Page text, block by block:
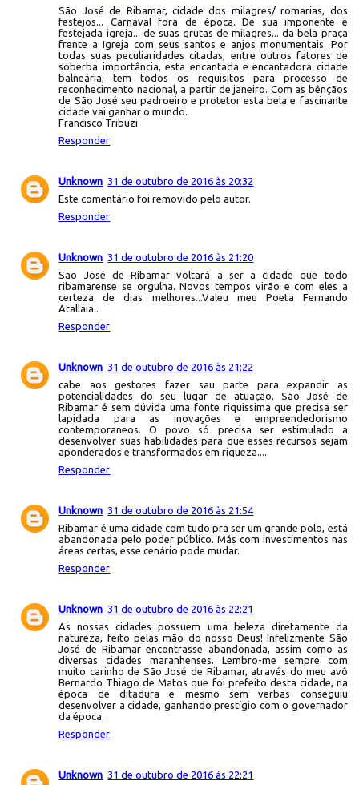
São José de Ribamar, cidade dos milagres/ romarias, dos
festejos... Carnaval fora de época. De sua imponente e
festejada igreja... de suas grutas de milagres... da bela praça
frente a Igreja com seus santos e anjos monumentais. Por
todas suas peculiaridades citadas, entre outros fatores de
soberba importância, esta encantada e encantadora cidade
balneária, tem todos os requisitos para processo de
reconhecimento nacional, a partir de janeiro. Com as bênçãos
de São José seu padroeiro e protetor esta bela e fascinante
cidade vai ganhar o mundo.
Francisco Tribuzi
Responder
Unknown 31 de outubro de 2016 às 20:32
Este comentário foi removido pelo autor.
Responder
Unknown 31 de outubro de 2016 às 21:20
São José de Ribamar voltará a ser a cidade que todo
ribamarense se orgulha. Novos tempos virão e com eles a
certeza de dias melhores...Valeu meu Poeta Fernando
Atallaia..
Responder
Unknown 31 de outubro de 2016 às 21:22
cabe aos gestores fazer sau parte para expandir as
potencialidades do seu lugar de atuação. São José de
Ribamar é sem dúvida uma fonte riquissima que precisa ser
lapidada para as inovações e empreendedorismo
contemporaneos. O povo só precisa ser estimulado a
desenvolver suas habilidades para que esses recursos sejam
aponderados e transformados em riqueza....
Responder
Unknown 31 de outubro de 2016 às 21:54
Ribamar é uma cidade com tudo pra ser um grande polo, está
abandonada pelo poder público. Más com investimentos nas
áreas certas, esse cenário pode mudar.
Responder
Unknown 31 de outubro de 2016 às 22:21
As nossas cidades possuem uma beleza diretamente da
natureza, feito pelas mão do nosso Deus! Infelizmente São
José de Ribamar encontrasse abandonada, assim como as
diversas cidades maranhenses. Lembro-me sempre com
muito carinho de São José de Ribamar, através do meu avô
Bernardo Thiago de Matos que foi prefeito desta cidade, na
época de ditadura e mesmo sem verbas conseguiu
desenvolver a cidade, ganhando prestígio com o governador
da época.
Responder
Unknown 31 de outubro de 2016 às 22:21